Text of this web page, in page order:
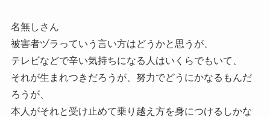
名無しさん
被害者ヅラっていう言い方はどうかと思うが、
テレビなどで辛い気持ちになる人はいくらでもいて、
それが生まれつきだろうが、努力でどうにかなるもんだ
ろうが、
本人がそれと受け止めて乗り越え方を身につけるしかな